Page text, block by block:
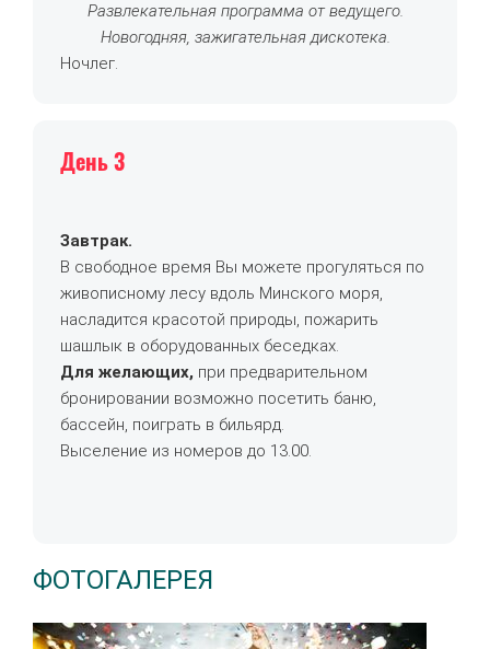
Развлекательная программа от ведущего.
Новогодняя, зажигательная дискотека.
Ночлег.
День 3
Завтрак.
В свободное время Вы можете прогуляться по
живописному лесу вдоль Минского моря,
насладится красотой природы, пожарить
шашлык в оборудованных беседках.
Для желающих, при предварительном
бронировании возможно посетить баню,
бассейн, поиграть в бильярд.
Выселение из номеров до 13.00.
ФОТОГАЛЕРЕЯ